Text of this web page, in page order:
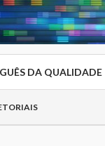
DA QUALIDADE